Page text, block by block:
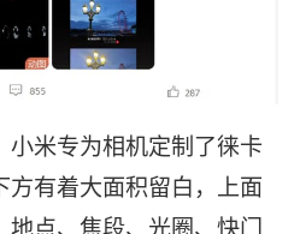
小米专为相机定制了徕卡
方有着大面积留白，上面
点、焦段、光圈、快门